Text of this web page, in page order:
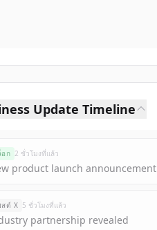
Update Timeline
ก 2 ชั่วโมงที่แล้ว
product launch announcement
ต์ X 5 ชั่วโมงที่แล้ว
partnership revealed